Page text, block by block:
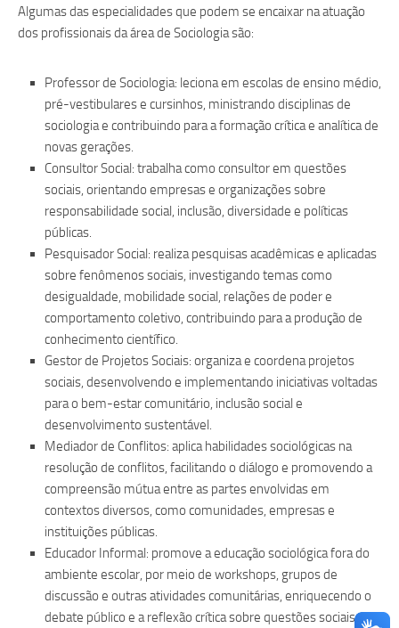
Algumas das especialidades que podem se encaixar na atuação
dos profissionais da área de Sociologia são:
Professor de Sociologia: leciona em escolas de ensino médio,
pré-vestibulares e cursinhos, ministrando disciplinas de
sociologia e contribuindo para a formação crítica e analítica de
novas gerações.
Consultor Social: trabalha como consultor em questões
sociais, orientando empresas e organizações sobre
responsabilidade social, inclusão, diversidade e políticas
públicas.
Pesquisador Social: realiza pesquisas acadêmicas e aplicadas
sobre fenômenos sociais, investigando temas como
desigualdade, mobilidade social, relações de poder e
comportamento coletivo, contribuindo para a produção de
conhecimento científico.
Gestor de Projetos Sociais: organiza e coordena projetos
sociais, desenvolvendo e implementando iniciativas voltadas
para o bem-estar comunitário, inclusão social e
desenvolvimento sustentável.
Mediador de Conflitos: aplica habilidades sociológicas na
resolução de conflitos, facilitando o diálogo e promovendo a
compreensão mútua entre as partes envolvidas em
contextos diversos, como comunidades, empresas e
instituições públicas.
Educador Informal: promove a educação sociológica fora do
ambiente escolar, por meio de workshops, grupos de
discussão e outras atividades comunitárias, enriquecendo o
debate público e a reflexão crítica sobre questões sociais